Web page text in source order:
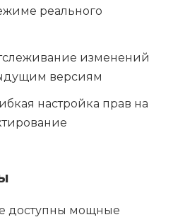
реального
изменений
версиям
настройка прав на
доступны мощные